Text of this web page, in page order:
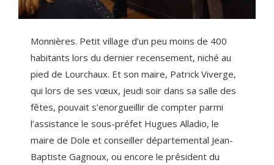
Monnières. Petit village d’un peu moins de 400
habitants lors du dernier recensement, niché au
pied de Lourchaux. Et son maire, Patrick Viverge,
qui lors de ses vœux, jeudi soir dans sa salle des
fêtes, pouvait s’enorgueillir de compter parmi
l’assistance le sous-préfet Hugues Alladio, le
maire de Dole et conseiller départemental Jean-
Baptiste Gagnoux, ou encore le président du